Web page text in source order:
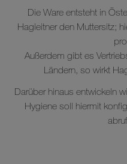
Die Ware entsteht in
Hagleitner den Muttersitz;
Außerdem gibt es
Ländern, so wirkt
Darüber hinaus entwickeln
Hygiene soll hiermit